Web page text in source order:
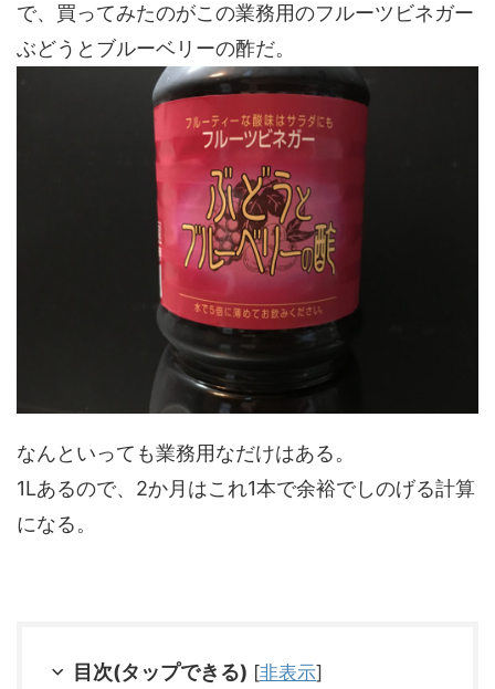
で、買ってみたのがこの業務用のフルーツビネガー
ぶどうとブルーベリーの酢だ。
なんといっても業務用なだけはある。
1Lあるので、2か月はこれ1本で余裕でしのげる計算
になる。
目次(タップできる) [非表示]